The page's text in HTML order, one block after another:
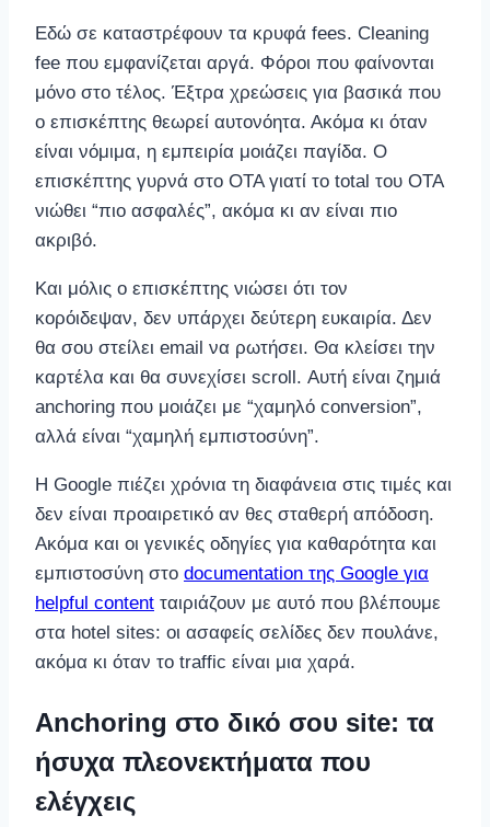
Εδώ σε καταστρέφουν τα κρυφά fees. Cleaning
fee που εμφανίζεται αργά. Φόροι που φαίνονται
μόνο στο τέλος. Έξτρα χρεώσεις για βασικά που
ο επισκέπτης θεωρεί αυτονόητα. Ακόμα κι όταν
είναι νόμιμα, η εμπειρία μοιάζει παγίδα. Ο
επισκέπτης γυρνά στο OTA γιατί το total του OTA
νιώθει “πιο ασφαλές”, ακόμα κι αν είναι πιο
ακριβό.
Και μόλις ο επισκέπτης νιώσει ότι τον
κορόιδεψαν, δεν υπάρχει δεύτερη ευκαιρία. Δεν
θα σου στείλει email να ρωτήσει. Θα κλείσει την
καρτέλα και θα συνεχίσει scroll. Αυτή είναι ζημιά
anchoring που μοιάζει με “χαμηλό conversion”,
αλλά είναι “χαμηλή εμπιστοσύνη”.
Η Google πιέζει χρόνια τη διαφάνεια στις τιμές και
δεν είναι προαιρετικό αν θες σταθερή απόδοση.
Ακόμα και οι γενικές οδηγίες για καθαρότητα και
εμπιστοσύνη στο documentation της Google για
helpful content ταιριάζουν με αυτό που βλέπουμε
στα hotel sites: οι ασαφείς σελίδες δεν πουλάνε,
ακόμα κι όταν το traffic είναι μια χαρά.
Anchoring στο δικό σου site: τα
ήσυχα πλεονεκτήματα που
ελέγχεις